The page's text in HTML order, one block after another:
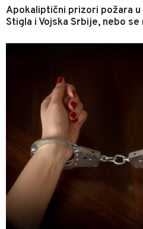
Apokaliptični prizori požara
Stigla i Vojska Srbije, nebo